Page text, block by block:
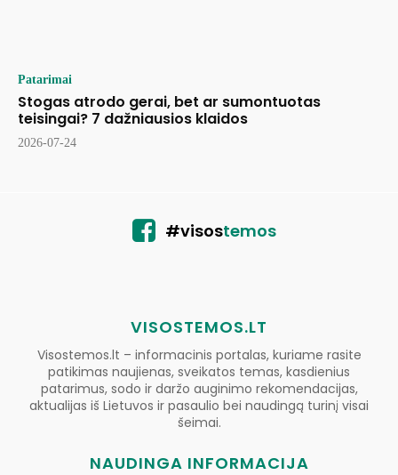
Patarimai
Stogas atrodo gerai, bet ar sumontuotas
teisingai? 7 dažniausios klaidos
2026-07-24
#visostemos
VISOSTEMOS.LT
Visostemos.lt – informacinis portalas, kuriame rasite
patikimas naujienas, sveikatos temas, kasdienius
patarimus, sodo ir daržo auginimo rekomendacijas,
aktualijas iš Lietuvos ir pasaulio bei naudingą turinį visai
šeimai.
NAUDINGA INFORMACIJA